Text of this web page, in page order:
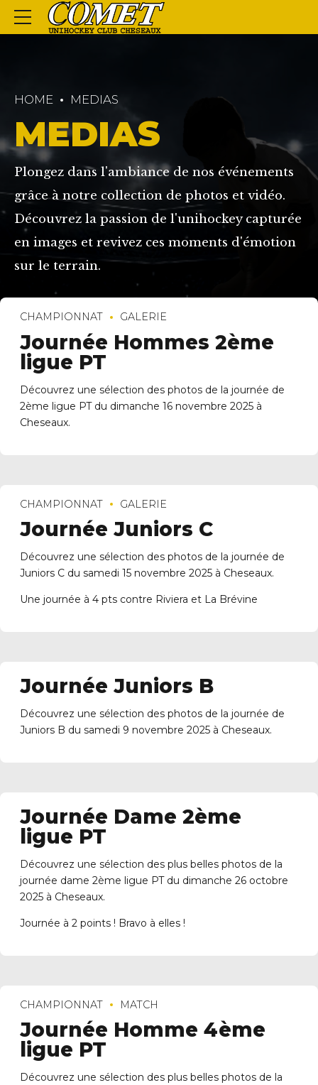
HOME MEDIAS
MEDIAS
Plongez dans l'ambiance de nos événements
grâce à notre collection de photos et vidéo.
Découvrez la passion de l'unihockey capturée
en images et revivez ces moments d'émotion
sur le terrain.
CHAMPIONNAT GALERIE
Journée Hommes 2ème
ligue PT
Découvrez une sélection des photos de la journée de
2ème ligue PT du dimanche 16 novembre 2025 à
Cheseaux.
CHAMPIONNAT GALERIE
Journée Juniors C
Découvrez une sélection des photos de la journée de
Juniors C du samedi 15 novembre 2025 à Cheseaux.
Une journée à 4 pts contre Riviera et La Brévine
Journée Juniors B
Découvrez une sélection des photos de la journée de
Juniors B du samedi 9 novembre 2025 à Cheseaux.
Journée Dame 2ème
ligue PT
Découvrez une sélection des plus belles photos de la
journée dame 2ème ligue PT du dimanche 26 octobre
2025 à Cheseaux.
Journée à 2 points ! Bravo à elles !
CHAMPIONNAT MATCH
Journée Homme 4ème
ligue PT
Découvrez une sélection des plus belles photos de la